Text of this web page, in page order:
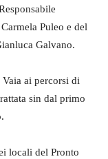
Puleo e del
Galvano.
ai percorsi di
sin dal primo
locali del Pronto